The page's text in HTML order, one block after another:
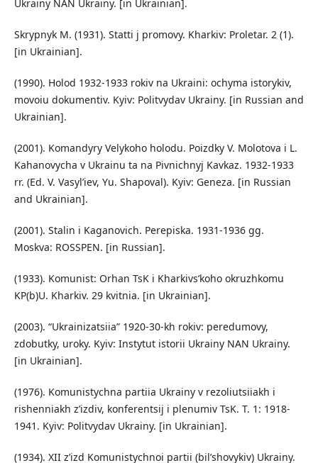
Ukrainy NAN Ukrainy. [in Ukrainian].
Skrypnyk M. (1931). Statti j promovy. Kharkiv: Proletar. 2 (1).
[in Ukrainian].
(1990). Holod 1932-1933 rokiv na Ukraini: ochyma istorykiv,
movoiu dokumentiv. Kyiv: Politvydav Ukrainy. [in Russian and
Ukrainian].
(2001). Komandyry Velykoho holodu. Poizdky V. Molotova i L.
Kahanovycha v Ukrainu ta na Pivnichnyj Kavkaz. 1932-1933
rr. (Ed. V. Vasyl’iev, Yu. Shapoval). Kyiv: Geneza. [in Russian
and Ukrainian].
(2001). Stalin i Kaganovich. Perepiska. 1931-1936 gg.
Moskva: ROSSPEN. [in Russian].
(1933). Komunist: Orhan TsK i Kharkivs’koho okruzhkomu
KP(b)U. Kharkiv. 29 kvitnia. [in Ukrainian].
(2003). “Ukrainizatsiia” 1920-30-kh rokiv: peredumovy,
zdobutky, uroky. Kyiv: Instytut istorii Ukrainy NAN Ukrainy.
[in Ukrainian].
(1976). Komunistychna partiia Ukrainy v rezoliutsiiakh i
rishenniakh z’izdiv, konferentsij i plenumiv TsK. T. 1: 1918-
1941. Kyiv: Politvydav Ukrainy. [in Ukrainian].
(1934). XII z’izd Komunistychnoi partii (bil’shovykiv) Ukrainy.